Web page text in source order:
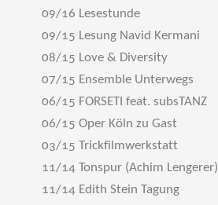
09/16 Lesestunde
09/15 Lesung Navid Kermani
08/15 Love & Diversity
07/15 Ensemble Unterwegs
06/15 FORSETI feat. subsTANZ
06/15 Oper Köln zu Gast
03/15 Trickfilmwerkstatt
11/14 Tonspur (Achim Lengerer)
11/14 Edith Stein Tagung